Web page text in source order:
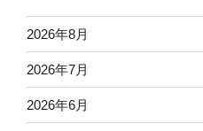
2026年8月
2026年7月
2026年6月